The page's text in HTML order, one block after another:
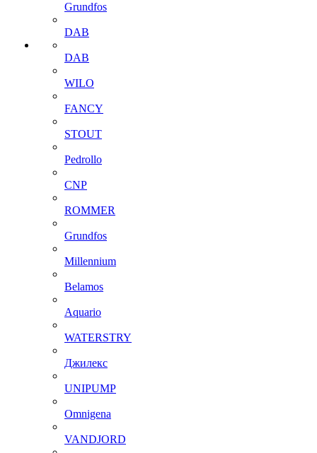
Grundfos
DAB
DAB
WILO
FANCY
STOUT
Pedrollo
CNP
ROMMER
Grundfos
Millennium
Belamos
Aquario
WATERSTRY
Джилекс
UNIPUMP
Omnigena
VANDJORD